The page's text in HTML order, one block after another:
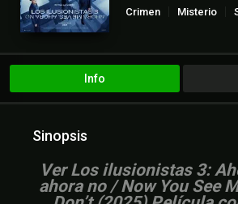
Crimen
Misterio
Info
Sinopsis
Ver Los ilusionistas 3:
ahora no / Now You See